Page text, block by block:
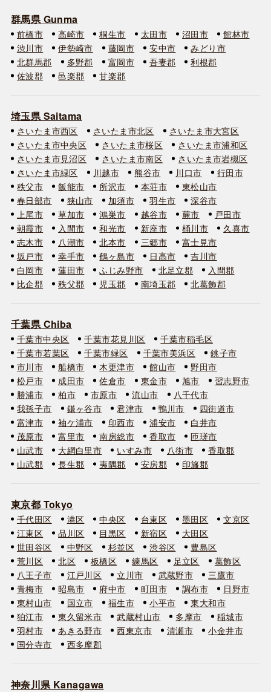
群馬県 Gunma
前橋市 高崎市 桐生市 太田市 沼田市
館林市
渋川市
伊勢崎市 藤岡市 安中市
みどり市
北群馬郡
多野郡 富岡市 吾妻郡
利根郡
佐波郡
邑楽郡 甘楽郡
埼玉県 Saitama
さいたま市西区 さいたま市北区
さいたま市大宮区
さいたま市中央区
さいたま市桜区
さいたま市浦和区
さいたま市見沼区
さいたま市南区
さいたま市岩槻区
さいたま市緑区
川越市 熊谷市 川口市
行田市
秩父市
飯能市 所沢市 本荘市
東松山市
春日部市
狭山市 加須市 羽生市
深谷市
上尾市
草加市 鴻巣市 越谷市 蕨市
戸田市
朝霞市
入間市 和光市 新座市 桶川市
久喜市
志木市
八潮市 北本市 三郷市
富士見市
坂戸市
幸手市 鶴ヶ島市 日高市
吉川市
白岡市
蓮田市 ふじみ野市 北足立郡
入間郡
比企郡
秩父郡 児玉郡 南埼玉郡 北葛飾郡
千葉県 Chiba
千葉市中央区 千葉市花見川区
千葉市稲毛区
千葉市若葉区
千葉市緑区 千葉市美浜区
銚子市
市川市
船橋市 木更津市 館山市
野田市
松戸市
成田市 佐倉市 東金市 旭市
習志野市
勝浦市
柏市 市原市 流山市
八千代市
我孫子市
鎌ヶ谷市 君津市 鴨川市
四街道市
富津市
袖ケ浦市 印西市 浦安市
白井市
茂原市
富里市 南房総市 香取市
匝瑳市
山武市
大網白里市 いすみ市 八街市
香取郡
山武郡
長生郡 夷隅郡 安房郡 印旛郡
東京都 Tokyo
千代田区 港区 中央区 台東区 墨田区
文京区
江東区
品川区 目黒区 新宿区
大田区
世田谷区
中野区 杉並区 渋谷区
豊島区
荒川区
北区 板橋区 練馬区 足立区
葛飾区
八王子市
江戸川区 立川市 武蔵野市
三鷹市
青梅市
昭島市 府中市 町田市 調布市
日野市
東村山市
国立市 福生市 小平市
東大和市
狛江市
東久留米市 武蔵村山市 多摩市
稲城市
羽村市
あきる野市 西東京市 清瀬市
小金井市
国分寺市
西多摩郡
神奈川県 Kanagawa